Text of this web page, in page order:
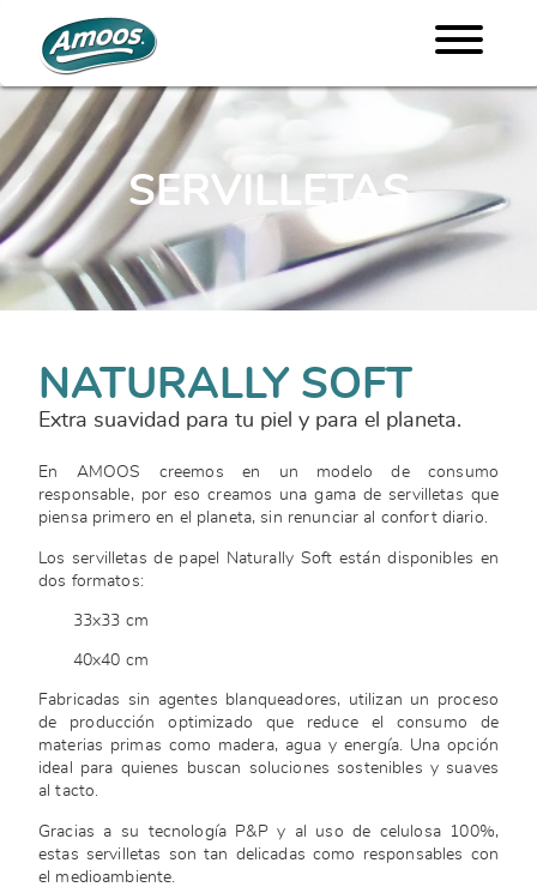
SERVILLETAS
NATURALLY SOFT
Extra suavidad para tu piel y para el planeta.
En AMOOS creemos en un modelo de consumo
responsable, por eso creamos una gama de servilletas que
piensa primero en el planeta, sin renunciar al confort diario.
Los servilletas de papel Naturally Soft están disponibles en
dos formatos:
33x33 cm
40x40 cm
Fabricadas sin agentes blanqueadores, utilizan un proceso
de producción optimizado que reduce el consumo de
materias primas como madera, agua y energía. Una opción
ideal para quienes buscan soluciones sostenibles y suaves
al tacto.
Gracias a su tecnología P&P y al uso de celulosa 100%,
estas servilletas son tan delicadas como responsables con
el medioambiente.